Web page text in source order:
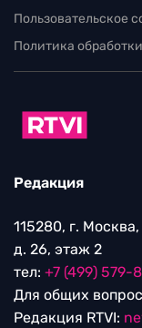
Пользовательское
Политика
Редакция
115280, г.
д. 26, этаж 2
тел: +7 (499) 579-
Для общих
Редакция RTVI: